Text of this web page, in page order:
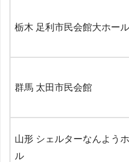
栃木 足利市民会館大ホール
群馬 太田市民会館
山形 シェルターなんよう
ル